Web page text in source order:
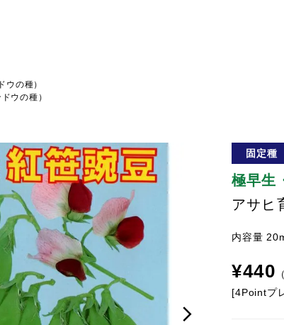
の種）
ウの種）
固定種
極早生
アサヒ
内容量
¥440
[4Pointプ